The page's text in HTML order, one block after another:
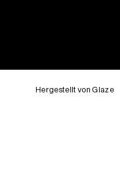
Hergestellt vonGlaze